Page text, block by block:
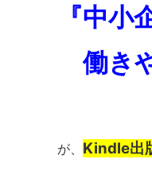
『中
働き
が、 Kindle出